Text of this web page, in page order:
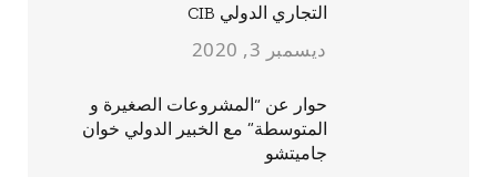
التجاري الدولي CIB
ديسمبر 3, 2020
حوار عن “المشروعات الصغيرة و
المتوسطة” مع الخبير الدولي خوان
جاميتشو